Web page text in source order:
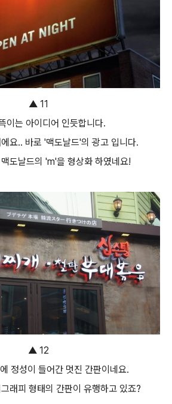
▲ 11
이는 아이디어 인듯합니다.
요.. 바로 '맥도날드'의 광고 입니다.
도날드의 'm'을 형상화 하였네요!
▲ 12
정성이 들어간 멋진 간판이네요.
래피 형태의 간판이 유행하고 있죠?